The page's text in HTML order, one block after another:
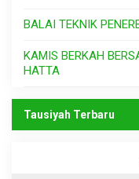
BALAI TEKNIK
KAMIS BERKAH
HATTA
Tausiyah Terbaru